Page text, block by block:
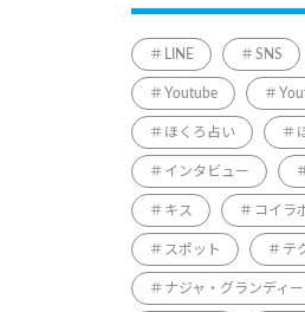
LINE SNS
Youtube
ほくろ占い
インタビュー
キス コイラ
スポット テ
ナジャ・グランディ